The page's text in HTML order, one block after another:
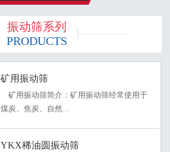
振动筛系列
PRODUCTS
矿用振动筛
矿用振动筛简介：矿用振动筛经常使用于
煤炭、焦炭、自然…
YKX稀油圆振动筛